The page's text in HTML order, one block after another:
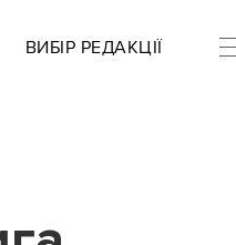
ВИБІР РЕДАКЦІЇ